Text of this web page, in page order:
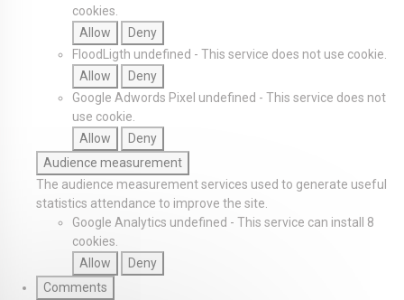
cookies.
Allow
Deny
FloodLigth undefined - This service does not use cookie.
Allow
Deny
Google Adwords Pixel undefined - This service does not
use cookie.
Allow
Deny
Audience measurement
The audience measurement services used to generate useful
statistics attendance to improve the site.
Google Analytics undefined - This service can install 8
cookies.
Allow
Deny
Comments